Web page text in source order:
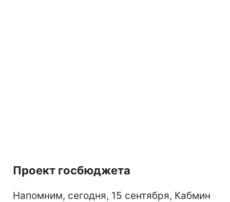
Проект госбюджета
Напомним, сегодня, 15 сентября, Кабмин